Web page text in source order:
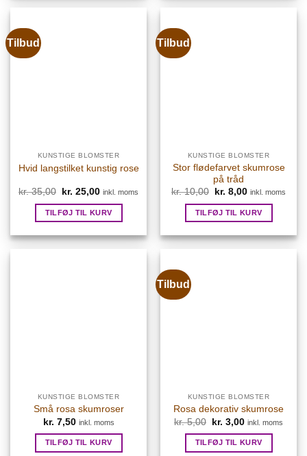
Tilbud
KUNSTIGE BLOMSTER
Hvid langstilket kunstig rose
kr.35,00
Den
pris
var:
kr. 25,00 Den
pris
er:
inkl. moms
TILFØJ TIL KURV
Tilbud
KUNSTIGE BLOMSTER
Stor flødefarvet skumrose
på tråd
kr.10,00
Den
pris
var:
kr. 8,00 Den
pris
er:
inkl. moms
TILFØJ TIL KURV
KUNSTIGE BLOMSTER
Små rosa skumroser
kr. 7,50 inkl. moms
TILFØJ TIL KURV
Tilbud
KUNSTIGE BLOMSTER
Rosa dekorativ skumrose
kr.5,00
Den
pris
var:
kr. 3,00 Den
pris
er:
inkl. moms
TILFØJ TIL KURV